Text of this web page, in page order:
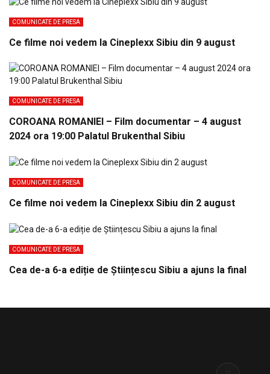
COMUNICATE DE PRESA
Ce filme noi vedem la Cineplexx Sibiu din 9 august
COMUNICATE DE PRESA
COROANA ROMANIEI – Film documentar – 4 august
2024 ora 19:00 Palatul Brukenthal Sibiu
COMUNICATE DE PRESA
Ce filme noi vedem la Cineplexx Sibiu din 2 august
COMUNICATE DE PRESA
Cea de-a 6-a ediție de Științescu Sibiu a ajuns la final